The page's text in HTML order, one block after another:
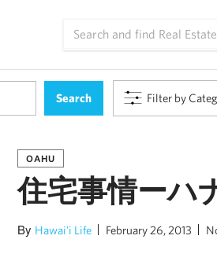
Filter by
OAHU
住宅事情ーハ
By Hawai'i Life February 26, 2013